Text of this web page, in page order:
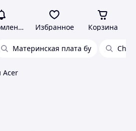
Избранное Корзина
Материнская плата бу
Acer